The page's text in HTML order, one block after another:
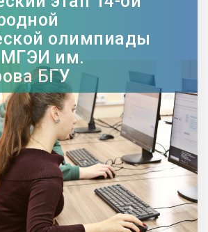
олимпиады
им.
БГУ